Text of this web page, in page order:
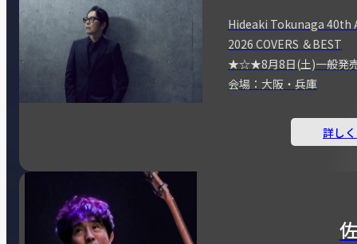
Hideaki Tokunaga 40th
2026 COVERS ＆BEST
★☆★8月8日(土)一般
会場：大阪・兵庫
詳し